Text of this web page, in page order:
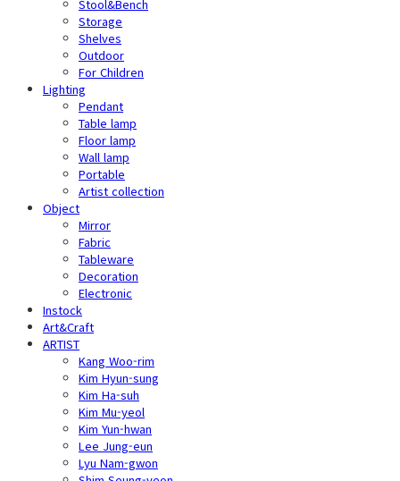
Stool&Bench
Storage
Shelves
Outdoor
For Children
Lighting
Pendant
Table lamp
Floor lamp
Wall lamp
Portable
Artist collection
Object
Mirror
Fabric
Tableware
Decoration
Electronic
Instock
Art&Craft
ARTIST
Kang Woo-rim
Kim Hyun-sung
Kim Ha-suh
Kim Mu-yeol
Kim Yun-hwan
Lee Jung-eun
Lyu Nam-gwon